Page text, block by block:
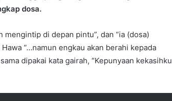
dosa.
mengintip di depan pintu”, dan “ia (dosa)
“…namun engkau akan berahi kepada
dipakai kata gairah, “Kepunyaan kekasihku